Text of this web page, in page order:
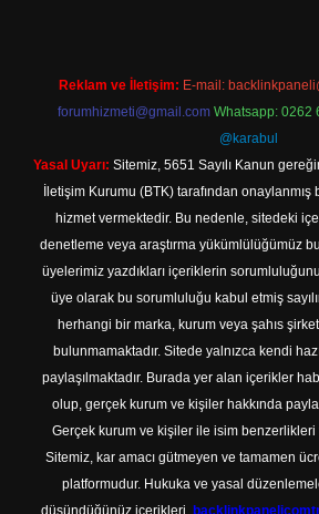
Reklam ve İletişim: E-mail:
forumhizmeti@gmail.com Whatsapp: 0262
@karabul
Yasal Uyarı: Sitemiz, 5651 Sayılı Kanun
İletişim Kurumu (BTK) tarafından onaylanmış
hizmet vermektedir. Bu nedenle, sitedeki
denetleme veya araştırma yükümlülüğümüz
üyelerimiz yazdıkları içeriklerin
üye olarak bu sorumluluğu kabul etmiş
herhangi bir marka, kurum veya şahıs
bulunmamaktadır. Sitede yalnızca kendi
paylaşılmaktadır. Burada yer alan içerikler
olup, gerçek kurum ve kişiler hakkında
Gerçek kurum ve kişiler ile isim
Sitemiz, kar amacı gütmeyen ve tamamen
platformudur. Hukuka ve yasal
düşündüğünüz içerikleri,